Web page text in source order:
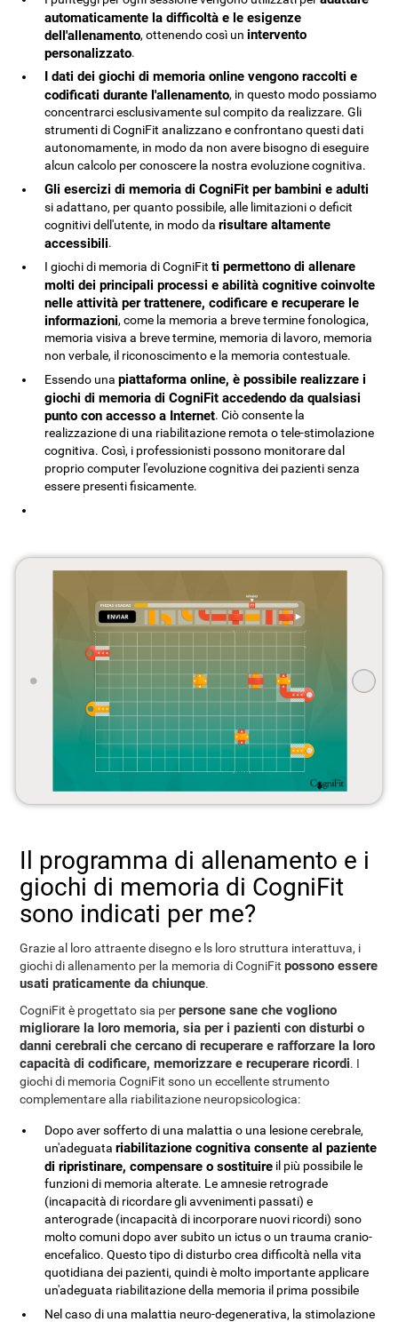
automaticamente la difficoltà e le esigenze
dell'allenamento, ottenendo così unintervento
personalizzato.
I dati dei giochi di memoria online vengono raccolti e
codificati durante l'allenamento, in questo modo possiamo
concentrarci esclusivamente sul compito da realizzare. Gli
strumenti di CogniFit analizzano e confrontano questi dati
autonomamente, in modo da non avere bisogno di eseguire
alcun calcolo per conoscere la nostra evoluzione cognitiva.
Gli esercizi di memoria di CogniFit per bambini e adulti
si adattano, per quanto possibile, alle limitazioni o deficit
cognitivi dell'utente, in modo darisultare altamente
accessibili.
I giochi di memoria di CogniFitti permettono di allenare
molti dei principali processi e abilità cognitive coinvolte
nelle attività per trattenere, codificare e recuperare le
informazioni, come la memoria a breve termine fonologica,
memoria visiva a breve termine, memoria di lavoro, memoria
non verbale, il riconoscimento e la memoria contestuale.
Essendo unapiattaforma online, è possibile realizzare i
giochi di memoria di CogniFit accedendo da qualsiasi
punto con accesso a Internet. Ciò consente la
realizzazione di una riabilitazione remota o tele-stimolazione
cognitiva. Così, i professionisti possono monitorare dal
proprio computer l'evoluzione cognitiva dei pazienti senza
essere presenti fisicamente.
Il programma di allenamento e i
giochi di memoria di CogniFit
sono indicati per me?
Grazie al loro attraente disegno e ls loro struttura interattuva, i
giochi di allenamento per la memoria di CogniFitpossono essere
usati praticamente da chiunque.
CogniFit è progettato sia perpersone sane che vogliono
migliorare la loro memoria, sia per i pazienti con disturbi o
danni cerebrali che cercano di recuperare e rafforzare la loro
capacità di codificare, memorizzare e recuperare ricordi. I
giochi di memoria CogniFit sono un eccellente strumento
complementare alla riabilitazione neuropsicologica:
Dopo aver sofferto di una malattia o una lesione cerebrale,
un'adeguatariabilitazione cognitiva consente al paziente
di ripristinare, compensare o sostituire il più possibile le
funzioni di memoria alterate. Le amnesie retrograde
(incapacità di ricordare gli avvenimenti passati) e
anterograde (incapacità di incorporare nuovi ricordi) sono
molto comuni dopo aver subito un ictus o un trauma cranio-
encefalico. Questo tipo di disturbo crea difficoltà nella vita
quotidiana dei pazienti, quindi è molto importante applicare
un'adeguata riabilitazione della memoria il prima possibile
Nel caso di una malattia neuro-degenerativa, la stimolazione